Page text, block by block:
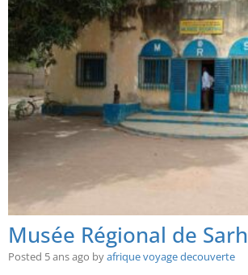
Musée Régional de Sarh
Posted 5 ans ago byafrique voyage decouverte